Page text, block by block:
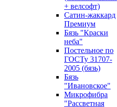
+ велсофт)
Сатин-жаккард
Премиум
Бязь "Краски
неба"
Постельное по
ГОСТу 31707-
2005 (бязь)
Бязь
"Ивановское"
Микрофибра
"Рассветная